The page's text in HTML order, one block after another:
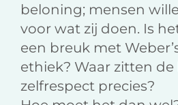
beloning; mensen
voor wat zij doen. Is
een breuk met
ethiek? Waar zitten
zelfrespect precies?